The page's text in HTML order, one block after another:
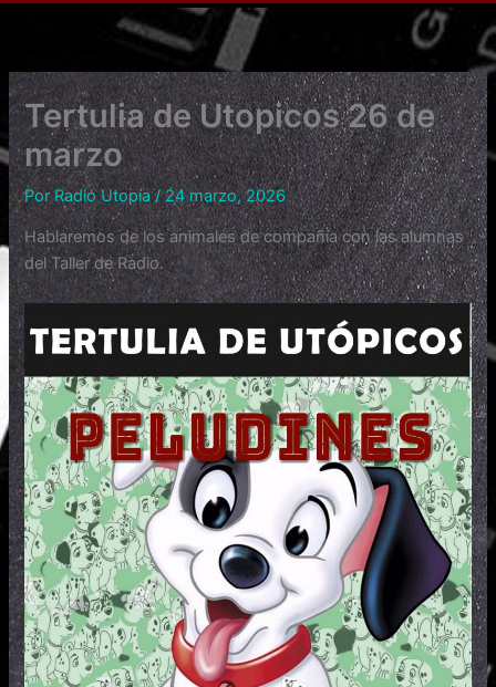
Tertulia de Utopicos 26 de
marzo
PorRadio Utopía/24 marzo, 2026
Hablaremos de los animales de compañía con las alumnas
del Taller de Radio.